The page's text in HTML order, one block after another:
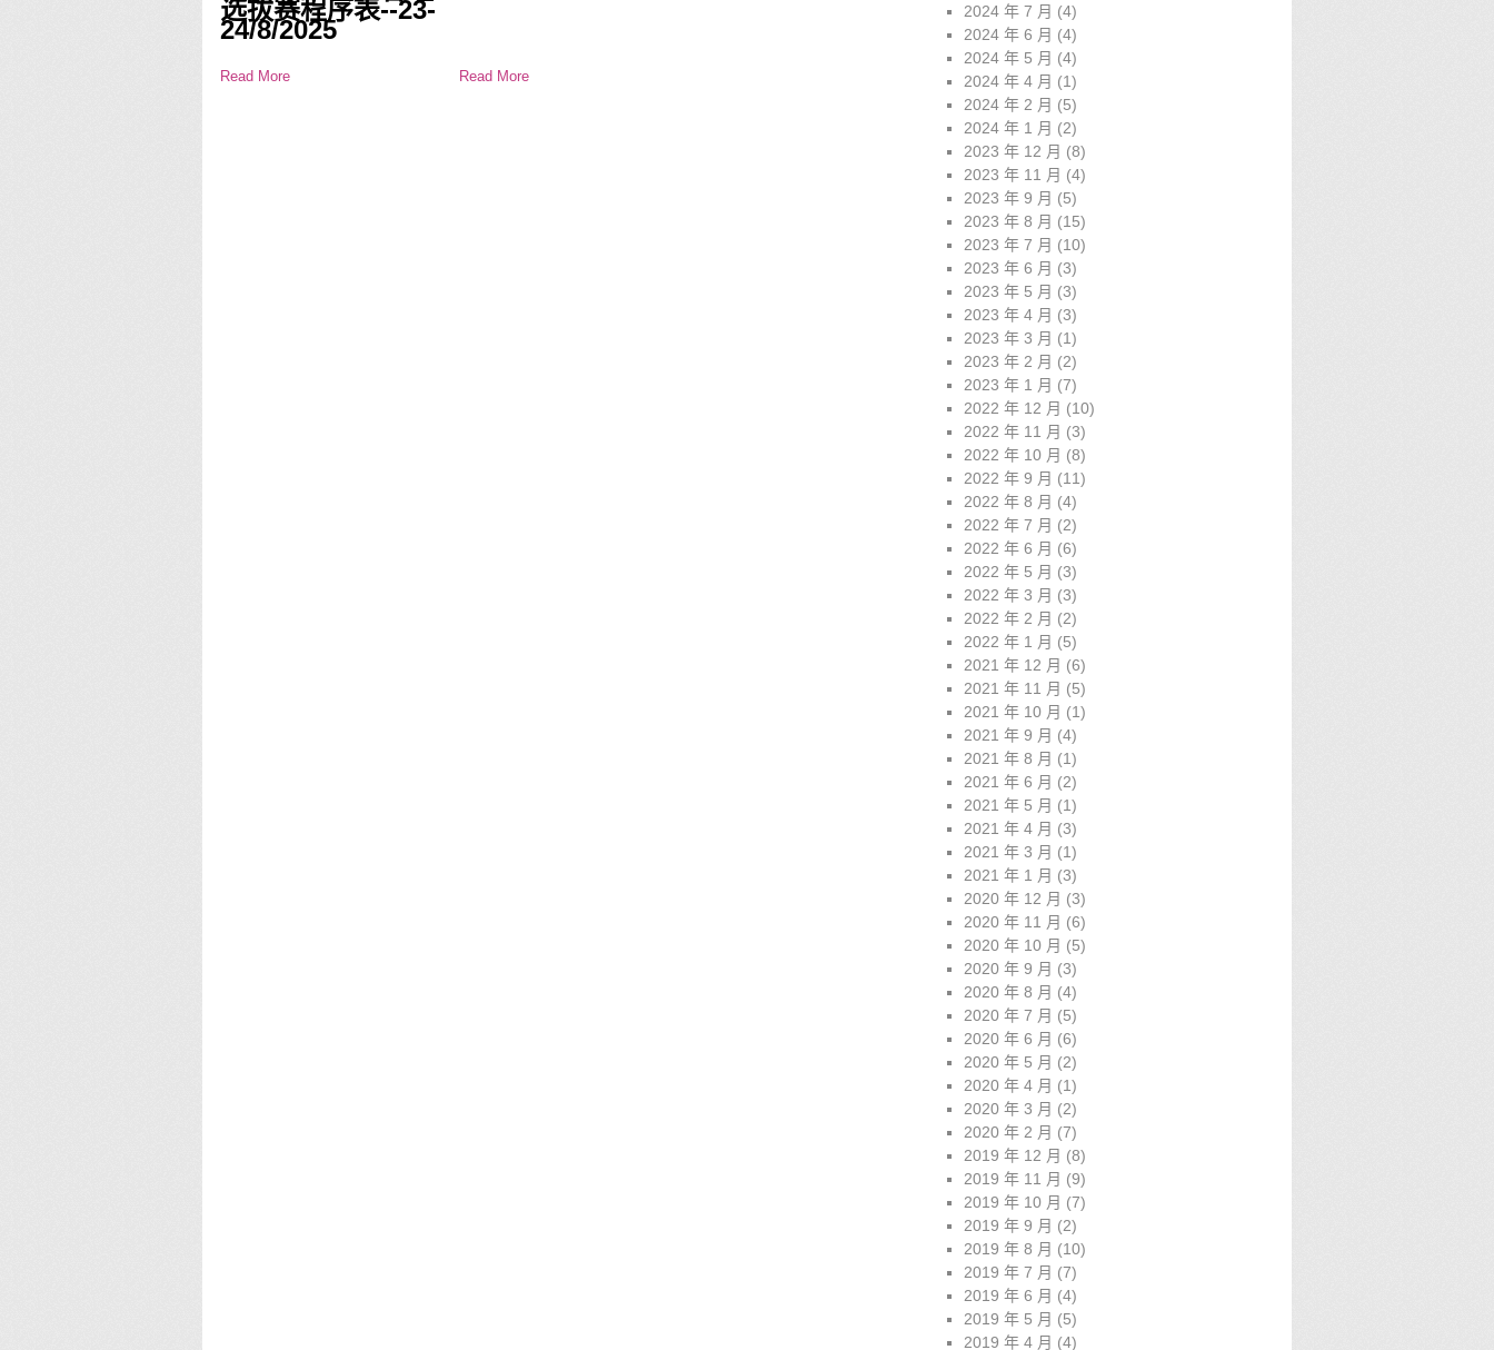
选拔赛程序表--23-
24/8/2025
Read More Read More
2024 年 7 月 (4)
2024 年 6 月 (4)
2024 年 5 月 (4)
2024 年 4 月 (1)
2024 年 2 月 (5)
2024 年 1 月 (2)
2023 年 12 月 (8)
2023 年 11 月 (4)
2023 年 9 月 (5)
2023 年 8 月 (15)
2023 年 7 月 (10)
2023 年 6 月 (3)
2023 年 5 月 (3)
2023 年 4 月 (3)
2023 年 3 月 (1)
2023 年 2 月 (2)
2023 年 1 月 (7)
2022 年 12 月 (10)
2022 年 11 月 (3)
2022 年 10 月 (8)
2022 年 9 月 (11)
2022 年 8 月 (4)
2022 年 7 月 (2)
2022 年 6 月 (6)
2022 年 5 月 (3)
2022 年 3 月 (3)
2022 年 2 月 (2)
2022 年 1 月 (5)
2021 年 12 月 (6)
2021 年 11 月 (5)
2021 年 10 月 (1)
2021 年 9 月 (4)
2021 年 8 月 (1)
2021 年 6 月 (2)
2021 年 5 月 (1)
2021 年 4 月 (3)
2021 年 3 月 (1)
2021 年 1 月 (3)
2020 年 12 月 (3)
2020 年 11 月 (6)
2020 年 10 月 (5)
2020 年 9 月 (3)
2020 年 8 月 (4)
2020 年 7 月 (5)
2020 年 6 月 (6)
2020 年 5 月 (2)
2020 年 4 月 (1)
2020 年 3 月 (2)
2020 年 2 月 (7)
2019 年 12 月 (8)
2019 年 11 月 (9)
2019 年 10 月 (7)
2019 年 9 月 (2)
2019 年 8 月 (10)
2019 年 7 月 (7)
2019 年 6 月 (4)
2019 年 5 月 (5)
2019 年 4 月 (4)